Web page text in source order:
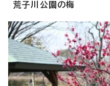
荒子川公園の梅